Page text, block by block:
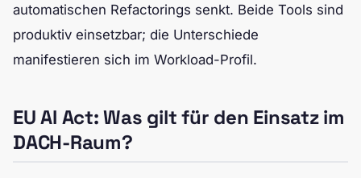
automatischen Refactorings senkt. Beide Tools sind
produktiv einsetzbar; die Unterschiede
manifestieren sich im Workload-Profil.
EU AI Act: Was gilt für den Einsatz im
DACH-Raum?